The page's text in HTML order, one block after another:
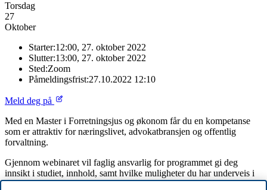
Torsdag
27
Oktober
Starter:12:00, 27. oktober 2022
Slutter:13:00, 27. oktober 2022
Sted:Zoom
Påmeldingsfrist:27.10.2022 12:10
Meld deg på
Med en Master i Forretningsjus og økonom får du en kompetanse
som er attraktiv for næringslivet, advokatbransjen og offentlig
forvaltning.
Gjennom webinaret vil faglig ansvarlig for programmet gi deg
innsikt i studiet, innhold, samt hvilke muligheter du har underveis i
studiet og ikke minst etter endt utdanning!